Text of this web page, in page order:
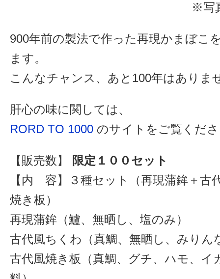
※写
900年前の製法で作った再現かまぼこ
ます。
こんなチャンス、あと100年はありま
肝心の味に関しては、
RORD TO 1000 のサイトをご覧くだ
【販売数】
限定１００セット
【内 容】３種セット（再現蒲鉾＋古
焼き板）
再現蒲鉾（鱸、無晒し、塩のみ）
古代風ちくわ（真鯛、無晒し、みりん
古代風焼き板（真鯛、グチ、ハモ、イ